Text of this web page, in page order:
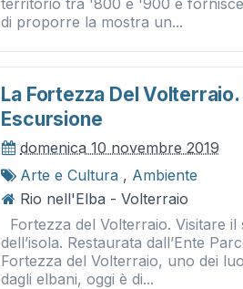
territorio tra '800 e '900 e
di proporre la mostra un...
La Fortezza Del
Escursione
domenica 10 novembre 2019
Arte e Cultura , Ambiente
Rio nell'Elba - Volterraio
Fortezza del Volterraio. Visitare il
dell’isola. Restaurata dall’Ente
Fortezza del Volterraio, uno dei
dagli elbani, oggi è di...